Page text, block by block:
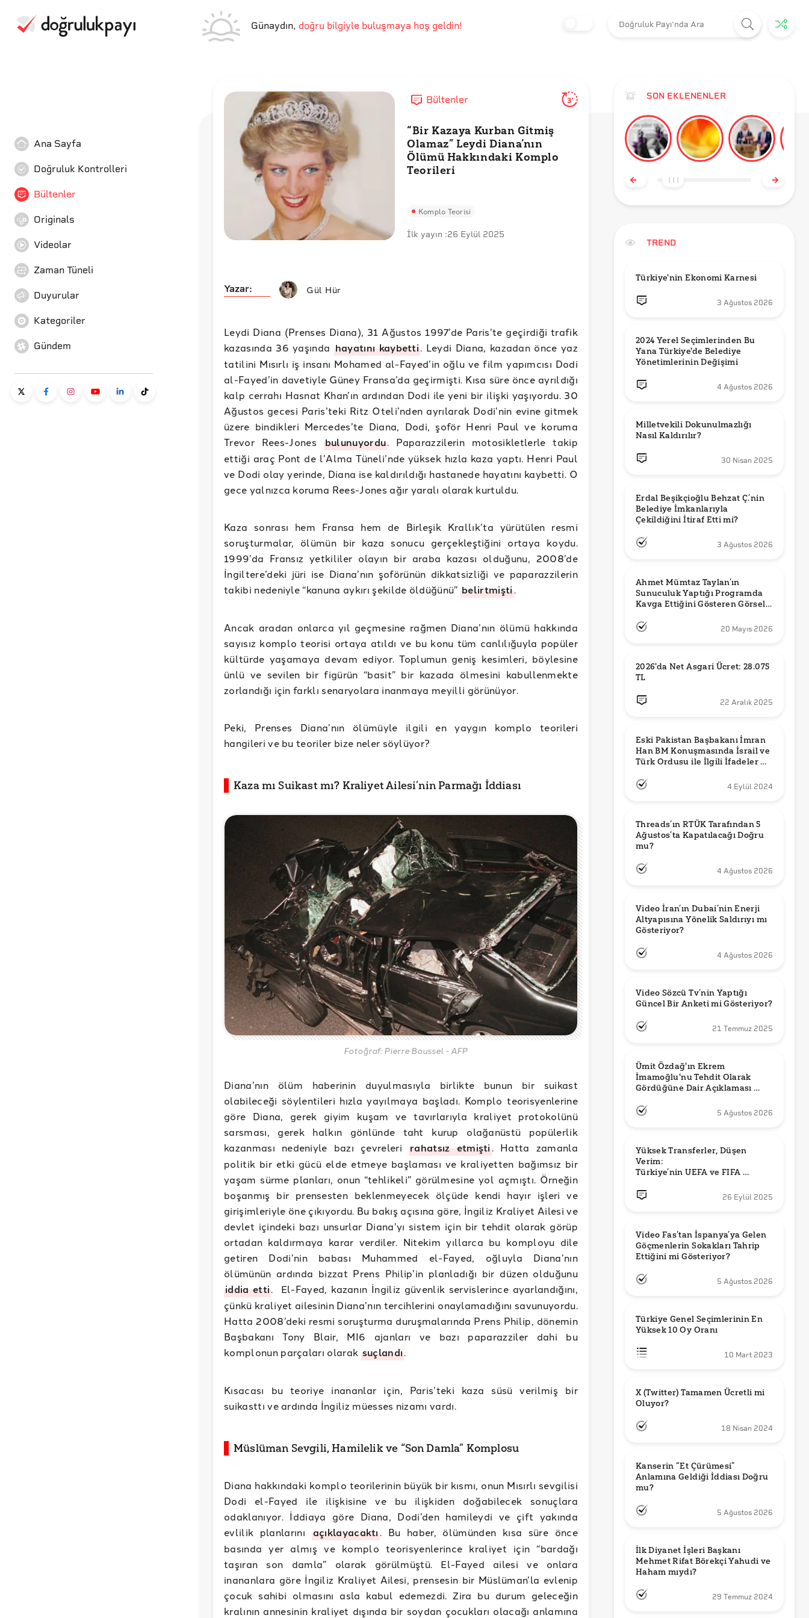
Günaydın, doğru bilgiyle buluşmaya hoş geldin!
Ana Sayfa
Doğruluk Kontrolleri
Bültenler
Originals
Videolar
Zaman Tüneli
Duyurular
Kategoriler
Gündem
Bültenler 3'
“Bir Kazaya Kurban Gitmiş
Olamaz” Leydi Diana’nın
Ölümü Hakkındaki Komplo
Teorileri
Komplo Teorisi
İlk yayın :26 Eylül 2025
Yazar: Gül Hür
Leydi Diana (Prenses Diana), 31 Ağustos 1997’de Paris’te geçirdiği trafik
kazasında 36 yaşında hayatını kaybetti. Leydi Diana, kazadan önce yaz
tatilini Mısırlı iş insanı Mohamed al-Fayed’in oğlu ve film yapımcısı Dodi
al-Fayed’in davetiyle Güney Fransa’da geçirmişti. Kısa süre önce ayrıldığı
kalp cerrahı Hasnat Khan’ın ardından Dodi ile yeni bir ilişki yaşıyordu. 30
Ağustos gecesi Paris’teki Ritz Oteli’nden ayrılarak Dodi’nin evine gitmek
üzere bindikleri Mercedes’te Diana, Dodi, şoför Henri Paul ve koruma
Trevor Rees-Jones bulunuyordu. Paparazzilerin motosikletlerle takip
ettiği araç Pont de l’Alma Tüneli’nde yüksek hızla kaza yaptı. Henri Paul
ve Dodi olay yerinde, Diana ise kaldırıldığı hastanede hayatını kaybetti. O
gece yalnızca koruma Rees-Jones ağır yaralı olarak kurtuldu.
Kaza sonrası hem Fransa hem de Birleşik Krallık’ta yürütülen resmi
soruşturmalar, ölümün bir kaza sonucu gerçekleştiğini ortaya koydu.
1999’da Fransız yetkililer olayın bir araba kazası olduğunu, 2008’de
İngiltere’deki jüri ise Diana’nın şoförünün dikkatsizliği ve paparazzilerin
takibi nedeniyle “kanuna aykırı şekilde öldüğünü”belirtmişti.
Ancak aradan onlarca yıl geçmesine rağmen Diana’nın ölümü hakkında
sayısız komplo teorisi ortaya atıldı ve bu konu tüm canlılığuyla popüler
kültürde yaşamaya devam ediyor. Toplumun geniş kesimleri, böylesine
ünlü ve sevilen bir figürün “basit” bir kazada ölmesini kabullenmekte
zorlandığı için farklı senaryolara inanmaya meyilli görünüyor.
Peki, Prenses Diana’nın ölümüyle ilgili en yaygın komplo teorileri
hangileri ve bu teoriler bize neler söylüyor?
Kaza mı Suikast mı? Kraliyet Ailesi’nin Parmağı İddiası
Fotoğraf: Pierre Boussel - AFP
Diana’nın ölüm haberinin duyulmasıyla birlikte bunun bir suikast
olabileceği söylentileri hızla yayılmaya başladı. Komplo teorisyenlerine
göre Diana, gerek giyim kuşam ve tavırlarıyla kraliyet protokolünü
sarsması, gerek halkın gönlünde taht kurup olağanüstü popülerlik
kazanması nedeniyle bazı çevreleri rahatsız etmişti. Hatta zamanla
politik bir etki gücü elde etmeye başlaması ve kraliyetten bağımsız bir
yaşam sürme planları, onun “tehlikeli” görülmesine yol açmıştı. Örneğin
boşanmış bir prensesten beklenmeyecek ölçüde kendi hayır işleri ve
girişimleriyle öne çıkıyordu. Bu bakış açısına göre, İngiliz Kraliyet Ailesi ve
devlet içindeki bazı unsurlar Diana’yı sistem için bir tehdit olarak görüp
ortadan kaldırmaya karar verdiler. Nitekim yıllarca bu komployu dile
getiren Dodi’nin babası Muhammed el-Fayed, oğluyla Diana’nın
ölümünün ardında bizzat Prens Philip’in planladığı bir düzen olduğunu
iddia etti. El-Fayed, kazanın İngiliz güvenlik servislerince ayarlandığını,
çünkü kraliyet ailesinin Diana’nın tercihlerini onaylamadığını savunuyordu.
Hatta 2008’deki resmi soruşturma duruşmalarında Prens Philip, dönemin
Başbakanı Tony Blair, MI6 ajanları ve bazı paparazziler dahi bu
komplonun parçaları olarak suçlandı.
Kısacası bu teoriye inananlar için, Paris’teki kaza süsü verilmiş bir
suikasttı ve ardında İngiliz müesses nizamı vardı.
Müslüman Sevgili, Hamilelik ve “Son Damla” Komplosu
Diana hakkındaki komplo teorilerinin büyük bir kısmı, onun Mısırlı sevgilisi
Dodi el-Fayed ile ilişkisine ve bu ilişkiden doğabilecek sonuçlara
odaklanıyor. İddiaya göre Diana, Dodi’den hamileydi ve çift yakında
evlilik planlarını açıklayacaktı. Bu haber, ölümünden kısa süre önce
basında yer almış ve komplo teorisyenlerince kraliyet için “bardağı
taşıran son damla” olarak görülmüştü. El-Fayed ailesi ve onlara
inananlara göre İngiliz Kraliyet Ailesi, prensesin bir Müslüman’la evlenip
çocuk sahibi olmasını asla kabul edemezdi. Zira bu durum geleceğin
kralının annesinin kraliyet dışında bir soydan çocukları olacağı anlamına
SON EKLENENLER
TREND
Türkiye'nin Ekonomi Karnesi
3 Ağustos 2026
2024 Yerel Seçimlerinden Bu
Yana Türkiye'de Belediye
Yönetimlerinin Değişimi
4 Ağustos 2026
Milletvekili Dokunulmazlığı
Nasıl Kaldırılır?
30 Nisan 2025
Erdal Beşikçioğlu Behzat Ç.’nin
Belediye İmkanlarıyla
3 Ağustos 2026
Ahmet Mümtaz Taylan’ın
Sunuculuk Yaptığı Programda
Kavga Ettiğini Gösteren Görsel
20 Mayıs 2026
2026'da Net Asgari Ücret: 28.075
TL
22 Aralık 2025
Eski Pakistan Başbakanı İmran
Han BM Konuşmasında İsrail ve
Türk Ordusu ile İlgili İfadeler mi
4 Eylül 2024
Threads’ın RTÜK Tarafından 5
Ağustos’ta Kapatılacağı Doğru
mu?
4 Ağustos 2026
Video İran’ın Dubai’nin Enerji
Altyapısına Yönelik Saldırıyı mı
Gösteriyor?
4 Ağustos 2026
Video Sözcü Tv’nin Yaptığı
Güncel Bir Anketi mi Gösteriyor?
21 Temmuz 2025
Ümit Özdağ'ın Ekrem
İmamoğlu'nu Tehdit Olarak
Gördüğüne Dair Açıklaması
5 Ağustos 2026
Yüksek Transferler, Düşen
Verim:
Türkiye’nin UEFA ve FIFA
26 Eylül 2025
Video Fas’tan İspanya’ya Gelen
Göçmenlerin Sokakları Tahrip
Ettiğini mi Gösteriyor?
5 Ağustos 2026
Türkiye Genel Seçimlerinin En
Yüksek 10 Oy Oranı
10 Mart 2023
X (Twitter) Tamamen Ücretli mi
Oluyor?
18 Nisan 2024
Kanserin “Et Çürümesi”
Anlamına Geldiği İddiası Doğru
mu?
5 Ağustos 2026
İlk Diyanet İşleri Başkanı
Mehmet Rifat Börekçi Yahudi ve
Haham mıydı?
29 Temmuz 2024